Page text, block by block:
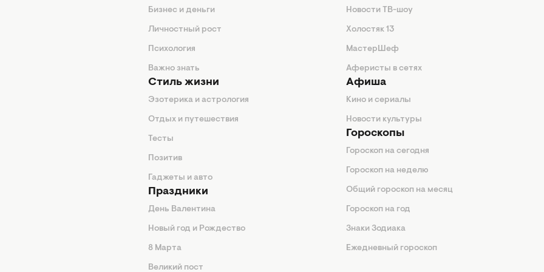
Бизнес и деньги
Личностный рост
Психология
Важно знать
Стиль жизни
Эзотерика и астрология
Отдых и путешествия
Тесты
Позитив
Гаджеты и авто
Праздники
День Валентина
Новый год и Рождество
8 Марта
Великий пост
Новости ТВ-шоу
Холостяк 13
МастерШеф
Аферисты в сетях
Афиша
Кино и сериалы
Новости культуры
Гороскопы
Гороскоп на сегодня
Гороскоп на неделю
Общий гороскоп на месяц
Гороскоп на год
Знаки Зодиака
Ежедневный гороскоп